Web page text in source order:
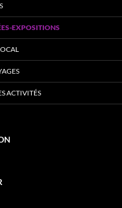
EXPOSITIONS
ACTIVITÉS